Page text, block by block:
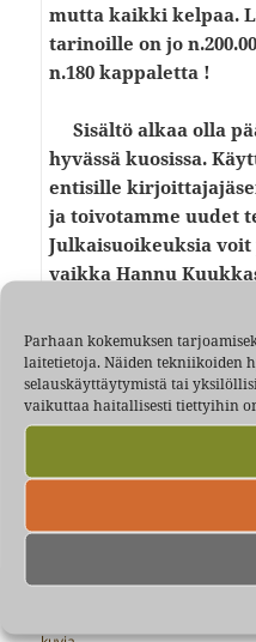
Parhaan kokemuksen
laitetietoja. Näiden tekniikoiden
selauskäyttäytymistä tai
vaikuttaa haitallisesti tiettyihin
mutta kaikki kelpaa.
tarinoille on jo
n.180 kappaletta !
Sisältö alkaa olla
hyvässä kuosissa.
entisille
ja toivotamme uudet
Julkaisuoikeuksia
vaikka Hannu
Heimolta
(klikkaa suoraan
toimittaa meille
sen oikealle
ovat tervetulleita.
Hannu